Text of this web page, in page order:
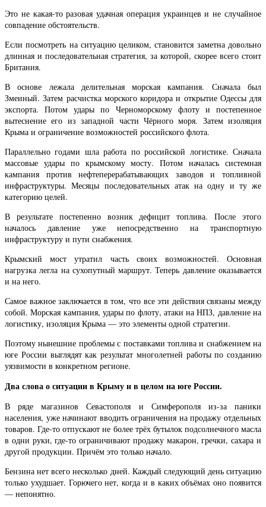
Это не какая-то разовая удачная операция украинцев и не случайное
совпадение обстоятельств.
Если посмотреть на ситуацию целиком, становится заметна довольно
длинная и последовательная стратегия, за которой, скорее всего стоит
Британия.
В основе лежала делительная морская кампания. Сначала был
Змеиный. Затем расчистка морского коридора и открытие Одессы для
экспорта. Потом удары по Черноморскому флоту и постепенное
вытеснение его из западной части Чёрного моря. Затем изоляция
Крыма и ограничение возможностей российского флота.
Параллельно годами шла работа по российской логистике. Сначала
массовые удары по крымскому мосту. Потом началась системная
кампания против нефтеперерабатывающих заводов и топливной
инфраструктуры. Месяцы последовательных атак на одну и ту же
категорию целей.
В результате постепенно возник дефицит топлива. После этого
началось давление уже непосредственно на транспортную
инфраструктуру и пути снабжения.
Крымский мост утратил часть своих возможностей. Основная
нагрузка легла на сухопутный маршрут. Теперь давление оказывается
и на него.
Самое важное заключается в том, что все эти действия связаны между
собой. Морская кампания, удары по флоту, атаки на НПЗ, давление на
логистику, изоляция Крыма — это элементы одной стратегии.
Поэтому нынешние проблемы с поставками топлива и снабжением на
юге России выглядят как результат многолетней работы по созданию
уязвимости в конкретном регионе.
Два слова о ситуации в Крыму и в целом на юге России.
В ряде магазинов Севастополя и Симферополя из-за паники
населения, уже начинают вводить ограничения на продажу отдельных
товаров. Где-то отпускают не более трёх бутылок подсолнечного масла
в одни руки, где-то ограничивают продажу макарон, гречки, сахара и
другой продукции. Причём это только начало.
Бензина нет всего несколько дней. Каждый следующий день ситуацию
только ухудшает. Горючего нет, когда и в каких объёмах оно появится
— непонятно.